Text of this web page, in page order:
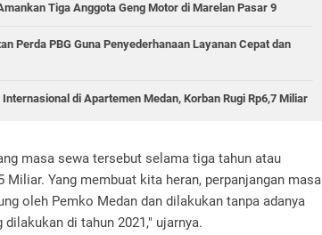
Tiga Anggota Geng Motor di Marelan Pasar 9
Perda PBG Guna Penyederhanaan Layanan Cepat dan
di Apartemen Medan, Korban Rugi Rp6,7 Miliar
masa sewa tersebut selama tiga tahun atau
Yang membuat kita heran, perpanjangan masa
oleh Pemko Medan dan dilakukan tanpa adanya
di tahun 2021," ujarnya.